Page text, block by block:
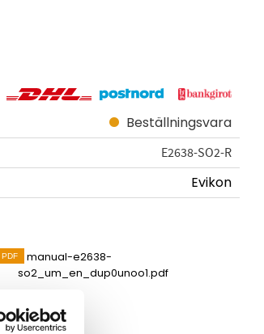
Beställningsvara
E2638-SO2-R
Evikon
manual-e2638-
so2_um_en_dup0unoo1.pdf